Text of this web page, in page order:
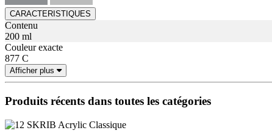
CARACTERISTIQUES
Contenu
200 ml
Couleur exacte
877 C
Afficher plus
Produits récents dans toutes les catégories